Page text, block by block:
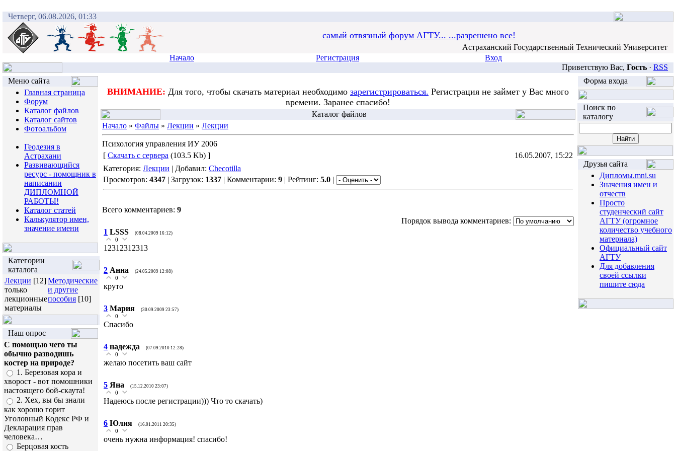
Четверг, 06.08.2026, 01:33
самый отвязный форум АГТУ... ...разрешено все!
Астраханский Государственный Технический Университет
Начало
Регистрация
Вход
Приветствую Вас, Гость · RSS
Меню сайта
Главная страница
Форум
Каталог файлов
Каталог сайтов
Фотоальбом
Геодезия в
Астрахани
Развивающийся
ресурс - помощник в
написании
ДИПЛОМНОЙ
РАБОТЫ!
Каталог статей
Калькулятор имен,
значение имени
Категории
каталога
Лекции [12]
только
лекционные
материалы
Методические
и другие
пособия [10]
Наш опрос
С помощью чего ты
обычно разводишь
костер на природе?
1. Березовая кора и
хворост - вот помошники
настоящего бой-скаута!
2. Хех, вы бы знали
как хорошо горит
Уголовный Кодекс РФ и
Декларация прав
человека…
Берцовая кость
ВНИМАНИЕ: Для того, чтобы скачать материал необходимо зарегистрироваться. Регистрация не займет у Вас много
времени. Заранее спасибо!
Каталог файлов
Начало » Файлы » Лекции » Лекции
Психология управления ИУ 2006
[ Скачать с сервера (103.5 Kb) ]
16.05.2007, 15:22
Категория: Лекции | Добавил: Checotilla
Просмотров: 4347 | Загрузок: 1337 | Комментарии: 9 | Рейтинг: 5.0 |
Всего комментариев: 9
Порядок вывода комментариев:
1 LSSS (08.04.2009 16:12)
0
12312312313
2 Анна (24.05.2009 12:08)
0
круто
3 Мария (30.09.2009 23:57)
0
Спасибо
4 надежда (07.09.2010 12:28)
0
желаю посетить ваш сайт
5 Яна (15.12.2010 23:07)
0
Надеюсь после регистрации))) Что то скачать)
6 Юлия (16.01.2011 20:35)
0
очень нужна информация! спасибо!
Форма входа
Поиск по
каталогу
Друзья сайта
Дипломы.mni.su
Значения имен и
отчеств
Просто
студенческий сайт
АГТУ (огромное
количество учебного
материала)
Официальный сайт
АГТУ
Для добавления
своей ссылки
пишите сюда